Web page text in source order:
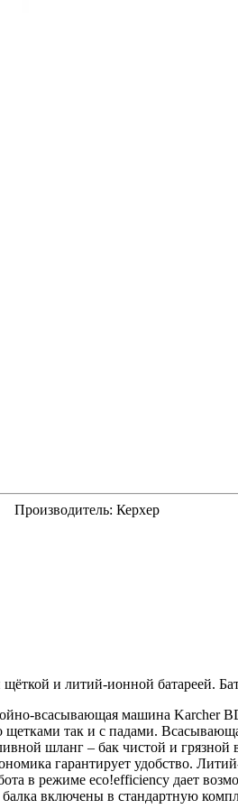
Производитель: Керхер
и литий-ионной батареей.
всасывающая машина Karcher
так и с падами.
шланг – бак чистой и
гарантирует удобство.
в режиме eco!efficiency дает
включены в стандартную